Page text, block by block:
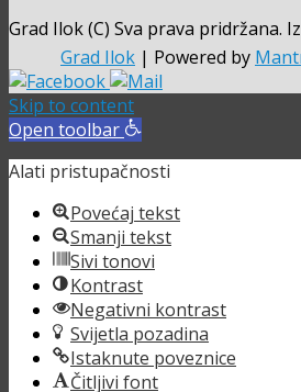
Grad Ilok (C) Sva prava pridržana.
Grad Ilok | Powered by
Skip to content
Open toolbar
Alati pristupačnosti
Povećaj tekst
Smanji tekst
Sivi tonovi
Kontrast
Negativni kontrast
Svijetla pozadina
Istaknute poveznice
Čitljivi font